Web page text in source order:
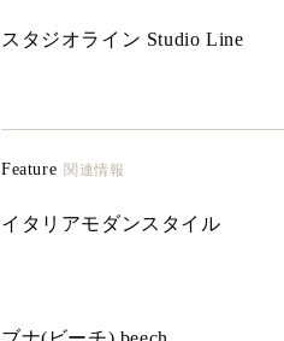
スタジオライン Studio Line
Feature 関連情報
イタリアモダンスタイル